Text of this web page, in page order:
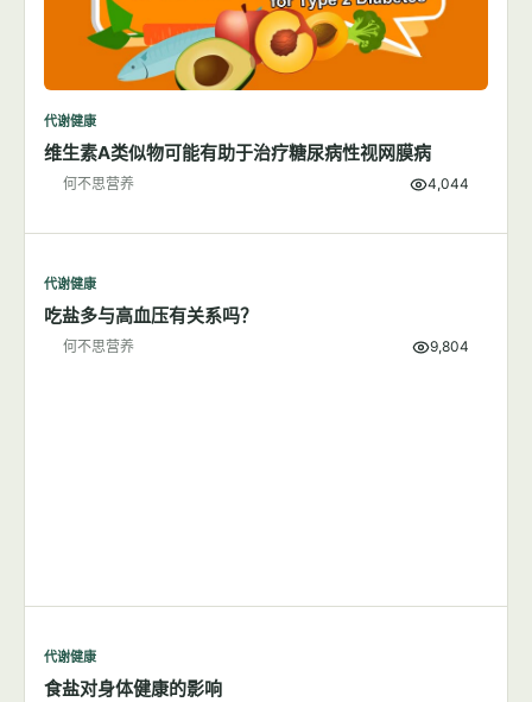
代谢健康
维生素A类似物可能有助于治疗糖尿病性视网膜病
何不思营养 4,044
代谢健康
吃盐多与高血压有关系吗？
何不思营养 9,804
代谢健康
食盐对身体健康的影响